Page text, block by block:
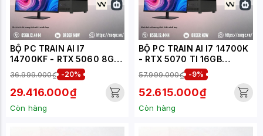
BỘ PC TRAIN AI I7
14700KF - RTX 5060 8GB
(XUEPC142-TA)
36.999.000₫ -20%
29.416.000₫
Còn hàng
BỘ PC TRAIN AI I7 14700K
- RTX 5070 TI 16GB
(XUEPC119-TA)
57.999.000₫ -9%
52.615.000₫
Còn hàng